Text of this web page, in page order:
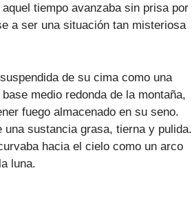
tiempo avanzaba sin prisa por
a ser una situación tan misteriosa
de su cima como una
medio redonda de la montaña,
fuego almacenado en su seno.
sustancia grasa, tierna y pulida.
hacia el cielo como un arco
luna.